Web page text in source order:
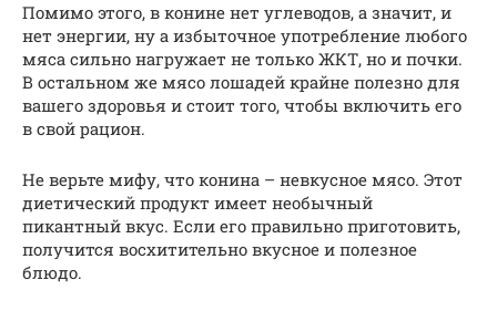
Помимо этого, в конине нет углеводов, а значит, и
нет энергии, ну а избыточное употребление любого
мяса сильно нагружает не только ЖКТ, но и почки.
В остальном же мясо лошадей крайне полезно для
вашего здоровья и стоит того, чтобы включить его
в свой рацион.
Не верьте мифу, что конина – невкусное мясо. Этот
диетический продукт имеет необычный
пикантный вкус. Если его правильно приготовить,
получится восхитительно вкусное и полезное
блюдо.